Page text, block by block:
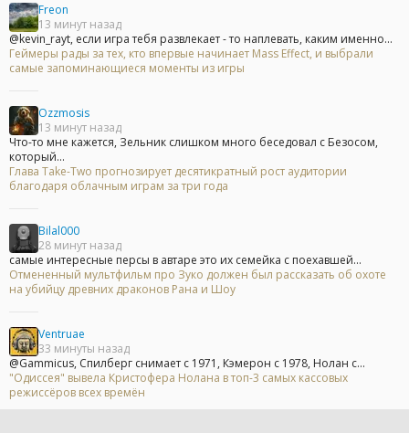
Freon
13 минут назад
@kevin_rayt, если игра тебя развлекает - то наплевать, каким именно...
Геймеры рады за тех, кто впервые начинает Mass Effect, и выбрали
самые запоминающиеся моменты из игры
Ozzmosis
13 минут назад
Что-то мне кажется, Зельник слишком много беседовал с Безосом,
который...
Глава Take-Two прогнозирует десятикратный рост аудитории
благодаря облачным играм за три года
Bilal000
28 минут назад
самые интересные персы в автаре это их семейка с поехавшей...
Отмененный мультфильм про Зуко должен был рассказать об охоте
на убийцу древних драконов Рана и Шоу
Ventruae
33 минуты назад
@Gammicus, Спилберг снимает с 1971, Кэмерон с 1978, Нолан с...
"Одиссея" вывела Кристофера Нолана в топ-3 самых кассовых
режиссёров всех времён